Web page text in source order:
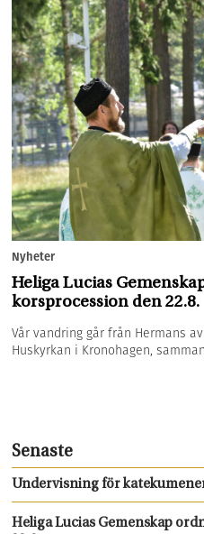
Nyheter
Heliga Lucias
korsprocession den 22.8.
Vår vandring går från Hermans
Huskyrkan i Kronohagen,
Senaste
Undervisning för
Heliga Lucias Gemenskap